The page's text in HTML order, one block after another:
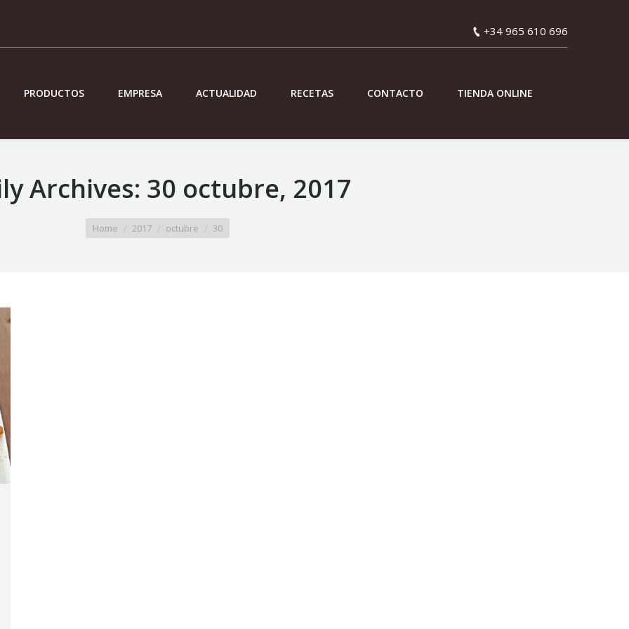
+34 965 610 696
PRODUCTOS EMPRESA ACTUALIDAD RECETAS CONTACTO TIENDA ONLINE
Archives: 30 octubre, 2017
Home 2017 octubre 30